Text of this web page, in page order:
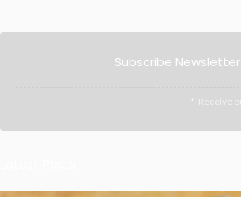
Subscribe Newsletter
Receive